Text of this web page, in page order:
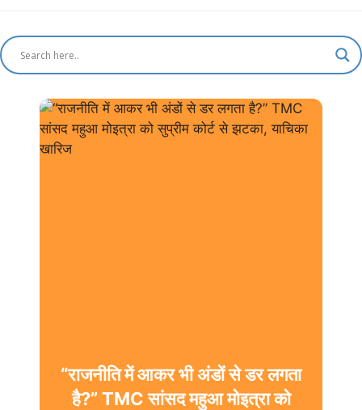
“राजनीति में आकर भी अंडों से डर लगता
है?” TMC सांसद महुआ मोइत्रा को